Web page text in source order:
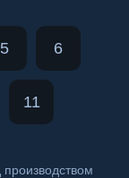
5 6
11